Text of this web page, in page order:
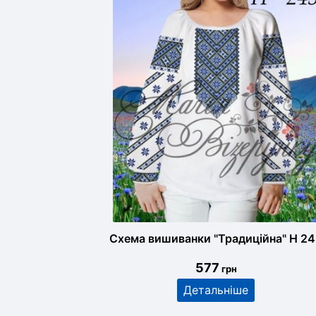
Схема вишиванки "Традиційна" Н
577 грн
Детальніше